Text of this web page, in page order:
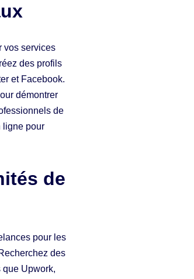
vos services
des profils
et Facebook.
démontrer
de
ligne pour
de
pour les
des
que Upwork,